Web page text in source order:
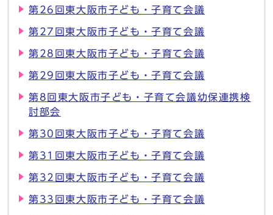
第26回東大阪市子ども・子育て会議
第27回東大阪市子ども・子育て会議
第28回東大阪市子ども・子育て会議
第29回東大阪市子ども・子育て会議
第8回東大阪市子ども・子育て会議幼保連携検
討部会
第30回東大阪市子ども・子育て会議
第31回東大阪市子ども・子育て会議
第32回東大阪市子ども・子育て会議
第33回東大阪市子ども・子育て会議